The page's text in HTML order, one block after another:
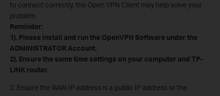
to connect correctly. the Open VPN Client may help solve your
problem.
Reminder:
1). Please install and run the OpenVPN Software under the
ADMINISTRATOR Account.
2). Ensure the same time settings on your computer and TP-
LINK router.
2. Ensure the WAN IP address is a public IP address or the